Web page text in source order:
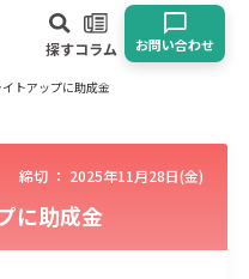
探すコラム お問い合わせ
トアップに助成金
締切 ： 2025年11月28日(金)
に助成金